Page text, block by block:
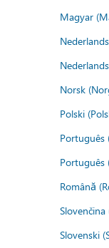
Magyar
Norsk
Polski
Português
Português
Română
Slovenski